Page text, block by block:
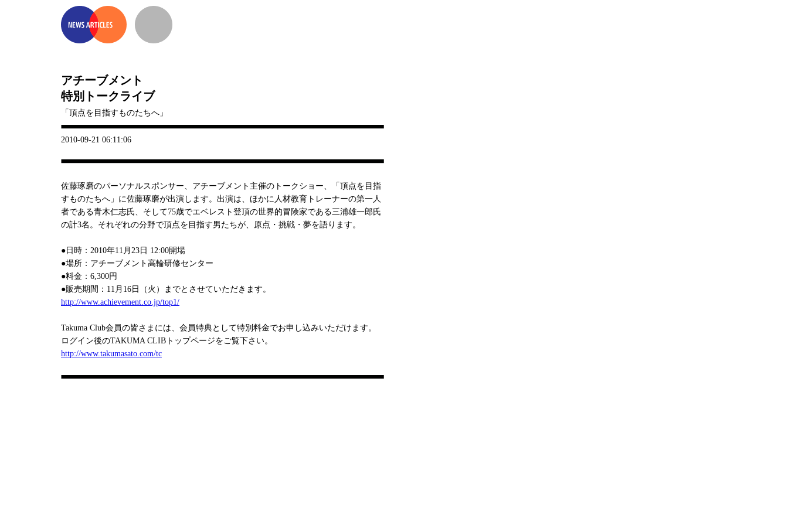
アチーブメント
特別トークライブ
「頂点を目指すものたちへ」
2010-09-21 06:11:06
佐藤琢磨のパーソナルスポンサー、アチーブメント主催のトークショー、「頂点を目指
すものたちへ」に佐藤琢磨が出演します。出演は、ほかに人材教育トレーナーの第一人
者である青木仁志氏、そして75歳でエベレスト登頂の世界的冒険家である三浦雄一郎氏
の計3名。それぞれの分野で頂点を目指す男たちが、原点・挑戦・夢を語ります。
●日時：2010年11月23日 12:00開場
●場所：アチーブメント高輪研修センター
●料金：6,300円
●販売期間：11月16日（火）までとさせていただきます。
http://www.achievement.co.jp/top1/
Takuma Club会員の皆さまには、会員特典として特別料金でお申し込みいただけます。
ログイン後のTAKUMA CLIBトップページをご覧下さい。
http://www.takumasato.com/tc